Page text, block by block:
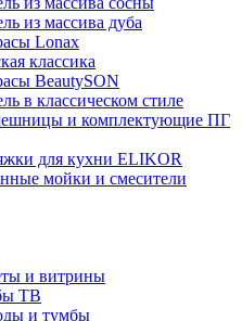
из массива дуба
Lonax
классика
BeautySON
в классическом стиле
и комплектующие ПГ
для кухни ELIKOR
мойки и смесители
и витрины
ТВ
и тумбы